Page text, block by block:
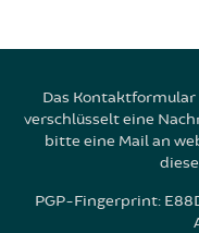
Das Kontaktformular
verschlüsselt eine
bitte eine Mail an
PGP-Fingerprint: